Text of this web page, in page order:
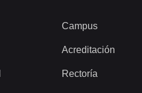
Campus
Acreditación
Rectoría